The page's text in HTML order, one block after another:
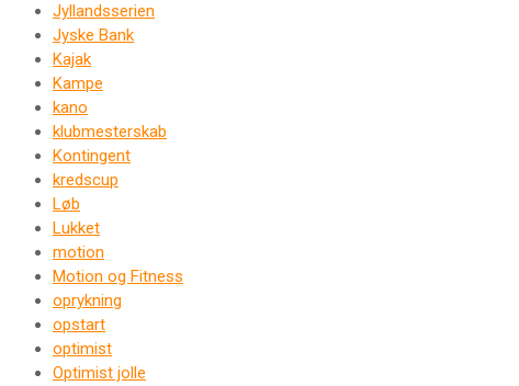
Jyllandsserien
Jyske Bank
Kajak
Kampe
kano
klubmesterskab
Kontingent
kredscup
Løb
Lukket
motion
Motion og Fitness
oprykning
opstart
optimist
Optimist jolle